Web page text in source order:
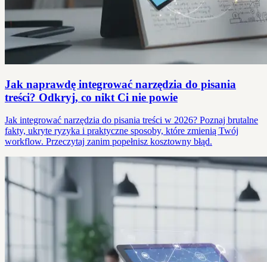
Jak naprawdę integrować narzędzia do pisania
treści? Odkryj, co nikt Ci nie powie
Jak integrować narzędzia do pisania treści w 2026? Poznaj brutalne
fakty, ukryte ryzyka i praktyczne sposoby, które zmienią Twój
workflow. Przeczytaj zanim popełnisz kosztowny błąd.